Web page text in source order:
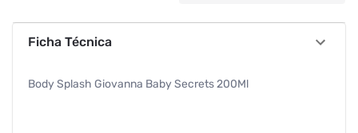
Ficha Técnica
Body Splash Giovanna Baby Secrets 200Ml